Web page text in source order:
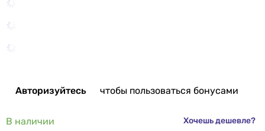
Авторизуйтесь чтобы пользоваться бонусами
В наличии Хочешь дешевле?